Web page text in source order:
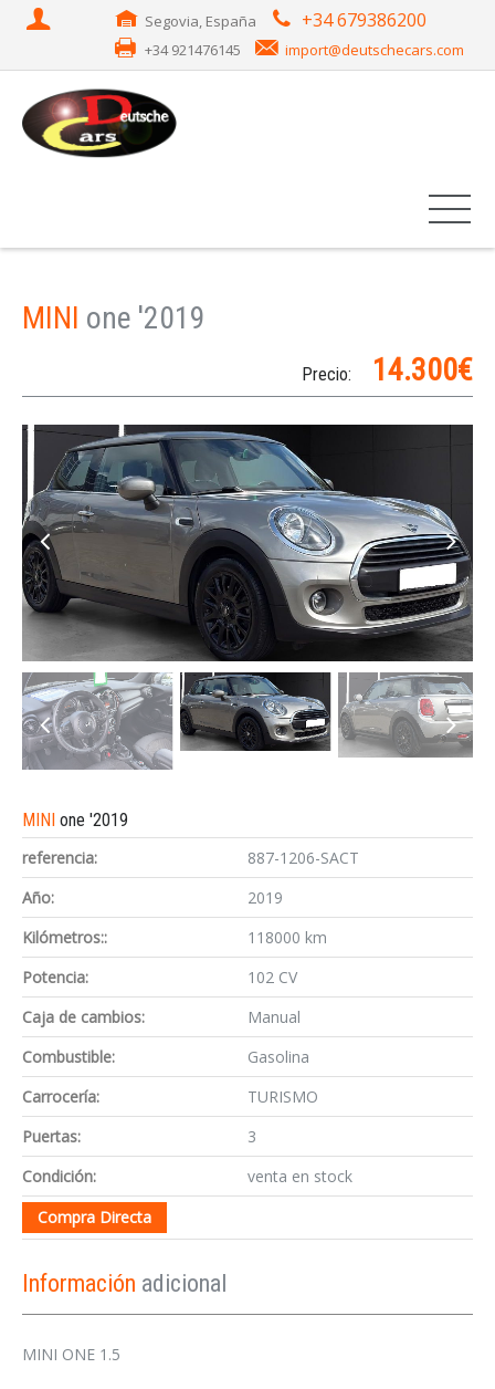
Segovia, España +34 679386200
+34 921476145 import@deutschecars.com
MINI one '2019
Precio: 14.300€
MINI one '2019
referencia:
887-1206-SACT
Año:
2019
Kilómetros::
118000 km
Potencia:
102 CV
Caja de cambios:
Manual
Combustible:
Gasolina
Carrocería:
TURISMO
Puertas:
3
Condición:
venta en stock
Compra Directa
Información adicional
MINI ONE 1.5